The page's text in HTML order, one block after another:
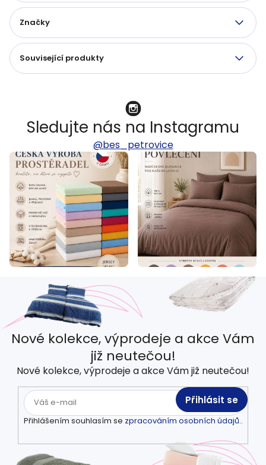
Značky
Související produkty
Sledujte nás na Instagramu
@bes_petrovice
Nové kolekce, výprodeje a akce Vám
již neutečou!
Nové kolekce, výprodeje a akce Vám již neutečou!
Přihlášením souhlasím se zpracováním osobních údajů..
Přihlásit se